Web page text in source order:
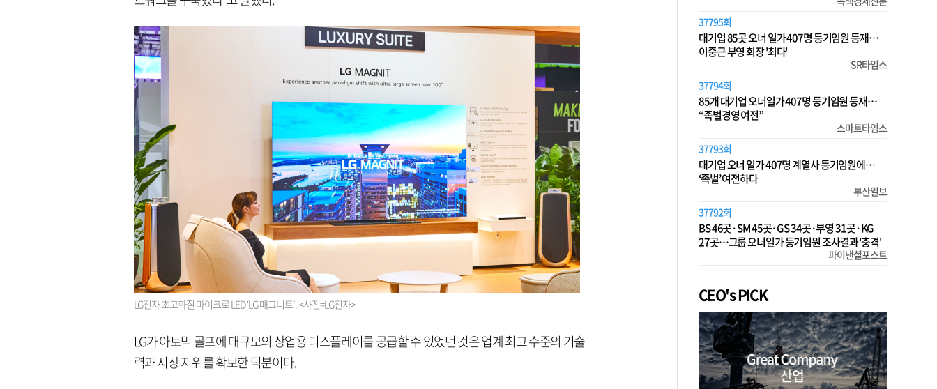
LG전자 초고화질 마이크로 LED ‘LG 매그니트’. <사진=LG전자>
LG가 아토믹 골프에 대규모의 상업용 디스플레이를 공급할 수 있었던 것은 업계 최고 수준의 기술
력과 시장 지위를 확보한 덕분이다.
37795회
대기업 85곳 오너 일가 407명 등기임원 등재…
이중근 부영 회장 '최다'
SR타임스
37794회
85개 대기업 오너일가 407명 등기임원 등재…
“족벌경영 여전”
스마트타임스
37793회
대기업 오너 일가 407명 계열사 등기임원에…
‘족벌’ 여전하다
부산일보
37792회
BS 46곳·SM 45곳·GS 34곳·부영 31곳·KG
27곳…그룹 오너일가 등기임원 조사결과 '충격'
파이낸셜포스트
CEO's PICK